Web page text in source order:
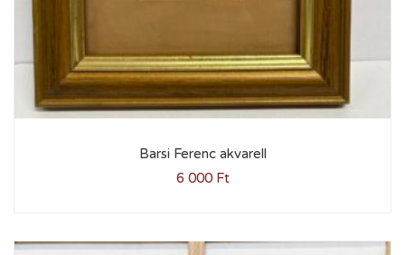
Barsi Ferenc akvarell
6 000 Ft